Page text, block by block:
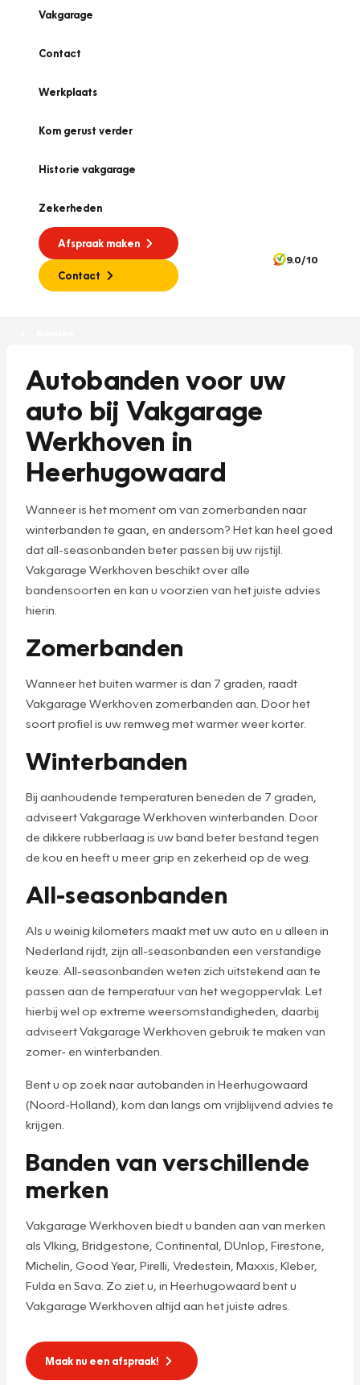
Vakgarage
Contact
Werkplaats
Kom gerust verder
Historie vakgarage
Zekerheden
Afspraak maken
Contact
9.0/10
Autobanden voor uw
auto bij Vakgarage
Werkhoven in
Heerhugowaard
Wanneer is het moment om van zomerbanden naar
winterbanden te gaan, en andersom? Het kan heel goed
dat all-seasonbanden beter passen bij uw rijstijl.
Vakgarage Werkhoven beschikt over alle
bandensoorten en kan u voorzien van het juiste advies
hierin.
Zomerbanden
Wanneer het buiten warmer is dan 7 graden, raadt
Vakgarage Werkhoven zomerbanden aan. Door het
soort profiel is uw remweg met warmer weer korter.
Winterbanden
Bij aanhoudende temperaturen beneden de 7 graden,
adviseert Vakgarage Werkhoven winterbanden. Door
de dikkere rubberlaag is uw band beter bestand tegen
de kou en heeft u meer grip en zekerheid op de weg.
All-seasonbanden
Als u weinig kilometers maakt met uw auto en u alleen in
Nederland rijdt, zijn all-seasonbanden een verstandige
keuze. All-seasonbanden weten zich uitstekend aan te
passen aan de temperatuur van het wegoppervlak. Let
hierbij wel op extreme weersomstandigheden, daarbij
adviseert Vakgarage Werkhoven gebruik te maken van
zomer- en winterbanden.
Bent u op zoek naar autobanden in Heerhugowaard
(Noord-Holland), kom dan langs om vrijblijvend advies te
krijgen.
Banden van verschillende
merken
Vakgarage Werkhoven biedt u banden aan van merken
als VIking, Bridgestone, Continental, DUnlop, Firestone,
Michelin, Good Year, Pirelli, Vredestein, Maxxis, Kleber,
Fulda en Sava. Zo ziet u, in Heerhugowaard bent u
Vakgarage Werkhoven altijd aan het juiste adres.
Maak nu een afspraak!